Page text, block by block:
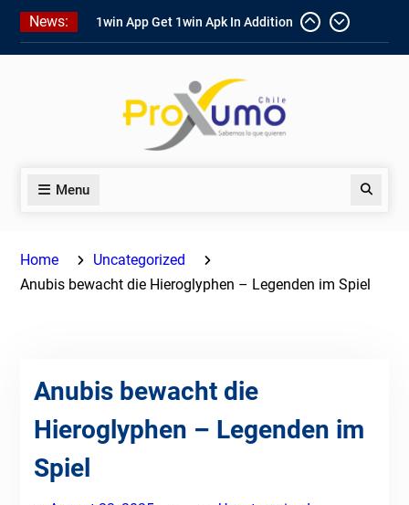
Skip
content
News:
To Enjoy About Typically The Go!
1win Software
Download In Add-
Ce qui rend Chicken Road si
populaire en France
Menu Search
Home
Uncategorized
Anubis bewacht die Hieroglyphen – Legenden im Spiel
Anubis bewacht die
Hieroglyphen – Legenden im
Spiel